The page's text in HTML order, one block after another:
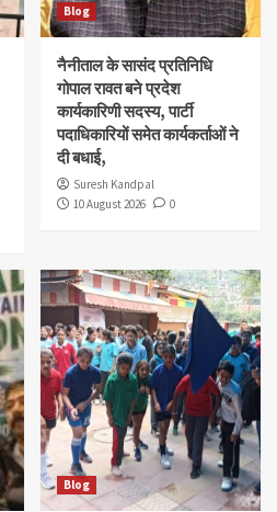
Blog
नैनीताल के सासंद प्रतिनिधि
गोपाल रावत बने प्रदेश
कार्यकारिणी सदस्य, पार्टी
पदाधिकारियों समेत कार्यकर्ताओं ने
दी बधाई,
Suresh Kandpal
10 August 2026
0
Blog